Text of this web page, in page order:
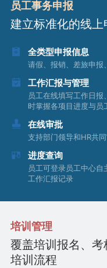
员工事务申报
建立标准化的线
全类型申报信息
请假、报销、差旅申报
工作汇报与管理
员工在线填写工作日
时掌握各项目进度与员
在线审批
支持部门领导和HR共
进度查询
员工可登录员工中心自
工作汇报记录
培训管理
覆盖培训报名、
培训流程